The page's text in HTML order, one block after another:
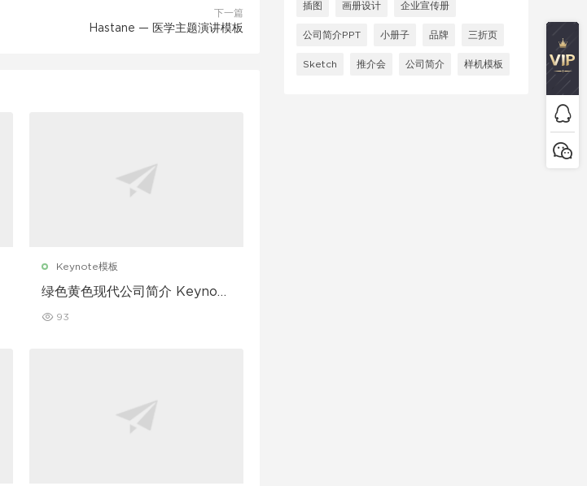
下一篇
Hastane — 医学主题演讲模板
Keynote模板
绿色黄色现代公司简介 Keynote
93
插图 画册设计 企业宣传册
公司简介PPT 小册子 品牌 三折页
Sketch 推介会 公司简介 样机模板